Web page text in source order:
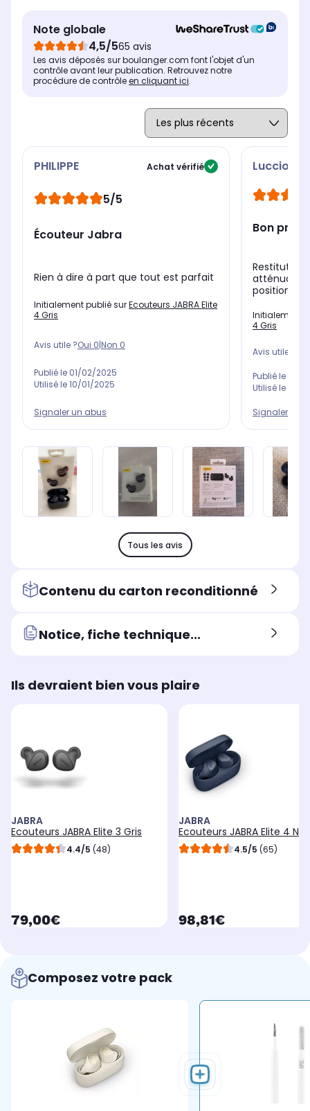
jusqu'à 28h
Autonomie des écouteurs
jusqu'à 5h30
Temps de charge des écouteurs
jusqu'à 28h
Autonomie des écouteurs
jusqu'à 5h30
Temps de charge des écouteurs
Note globale
4,5/565 avis
Les avis déposés sur boulanger.com font l'objet d'un
contrôle avant leur publication. Retrouvez notre
procédure de contrôleen cliquant ici.
PHILIPPE Achat vérifié
5/5
Écouteur Jabra
Rien à dire à part que tout est parfait
Initialement publié surEcouteurs JABRA Elite
4 Gris
Avis utile ?Oui 0|Non 0
Publié le 01/02/2025
Utilisé le10/01/2025
Signaler un abus
Luccio56
Bon
Restitution
Initialement
4 Gris
Avis utile ?
Publié le
Utilisé le
Signaler un
Tous les avis
Contenu du carton reconditionné
Notice, fiche technique...
Ils devraient bien vous plaire
JABRA
Ecouteurs JABRA Elite 3 Gris
4.4/5 (48)
currentPrice
79,00€
JABRA
Ecouteurs JABRA Elite 4
4.5/5 (65)
currentPrice
98,81€
Composez votre pack